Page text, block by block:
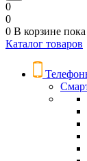
0
0
0 В корзине
Каталог товаров